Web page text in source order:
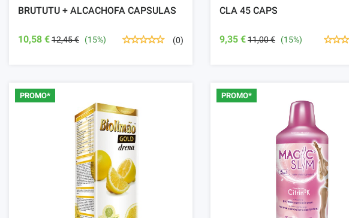
BRUTUTU + ALCACHOFA CAPSULAS
10,58 €12,45 € (15%) (0)
CLA 45 CAPS
9,35 €11,00 € (15%)
PROMO* PROMO*